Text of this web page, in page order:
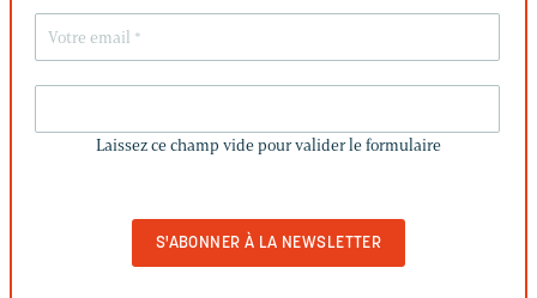
CHAMP
Laissez ce champ vide pour valider le formulaire